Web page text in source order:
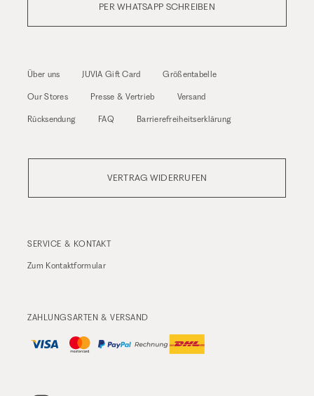
PER WHATSAPP SCHREIBEN
Über uns JUVIA Gift Card Größentabelle
Our Stores Presse & Vertrieb Versand
Rücksendung FAQ Barrierefreiheitserklärung
VERTRAG WIDERRUFEN
SERVICE & KONTAKT
Zum Kontaktformular
ZAHLUNGSARTEN & VERSAND